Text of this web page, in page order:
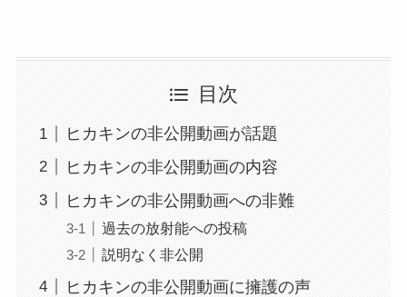
目次
ヒカキンの非公開動画が話題
ヒカキンの非公開動画の内容
ヒカキンの非公開動画への非難
過去の放射能への投稿
説明なく非公開
ヒカキンの非公開動画に擁護の声